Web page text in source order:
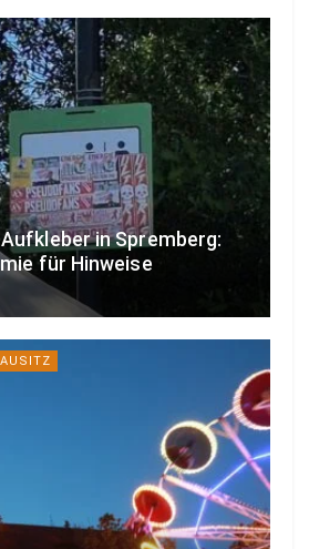
in Spremberg:
für Hinweise